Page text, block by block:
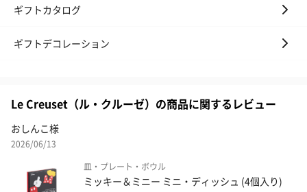
ギフトカタログ
ギフトデコレーション
Le Creuset（ル・クルーゼ）の商品に関するレビュー
おしんこ様
2026/06/13
皿・プレート・ボウル
ミッキー＆ミニー ミニ・ディッシュ (4個入り)